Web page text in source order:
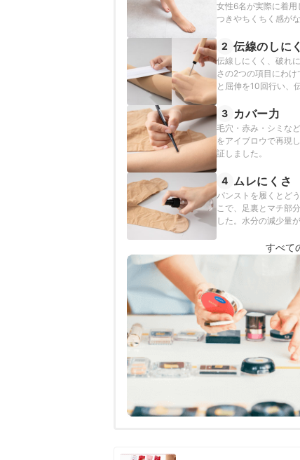
女性6名が実際に着
つきやちくちく感が
ックしました。
2 伝線のしに
伝線しにくく、破れ
さの2つの項目にわ
と屈伸を10回行い、
を基準に評価しました
3 カバー力
毛穴・赤み・シミな
をアイブロウで再現
証しました。
4 ムレにくさ
パンストを履くとど
こで、足裏とマチ部
した。水分の減少量
すべて